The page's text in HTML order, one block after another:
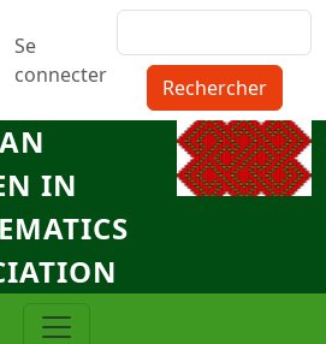
Menu du compte de
Se
connecter
IN